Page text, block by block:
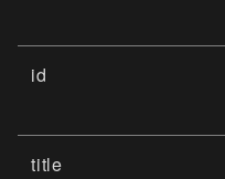
id
title